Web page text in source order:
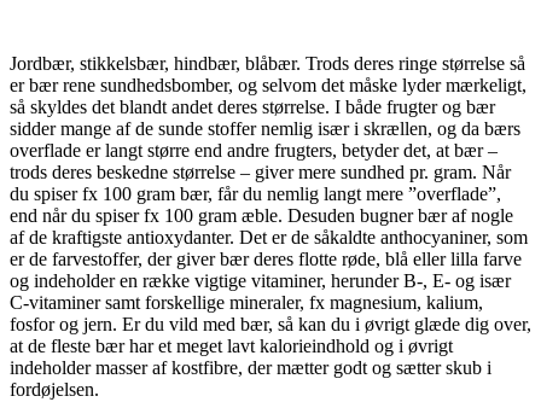
Jordbær, stikkelsbær, hindbær, blåbær. Trods deres ringe størrelse så
er bær rene sundhedsbomber, og selvom det måske lyder mærkeligt,
så skyldes det blandt andet deres størrelse. I både frugter og bær
sidder mange af de sunde stoffer nemlig især i skrællen, og da bærs
overflade er langt større end andre frugters, betyder det, at bær –
trods deres beskedne størrelse – giver mere sundhed pr. gram. Når
du spiser fx 100 gram bær, får du nemlig langt mere ”overflade”,
end når du spiser fx 100 gram æble. Desuden bugner bær af nogle
af de kraftigste antioxydanter. Det er de såkaldte anthocyaniner, som
er de farvestoffer, der giver bær deres flotte røde, blå eller lilla farve
og indeholder en række vigtige vitaminer, herunder B-, E- og især
C-vitaminer samt forskellige mineraler, fx magnesium, kalium,
fosfor og jern. Er du vild med bær, så kan du i øvrigt glæde dig over,
at de fleste bær har et meget lavt kalorieindhold og i øvrigt
indeholder masser af kostfibre, der mætter godt og sætter skub i
fordøjelsen.